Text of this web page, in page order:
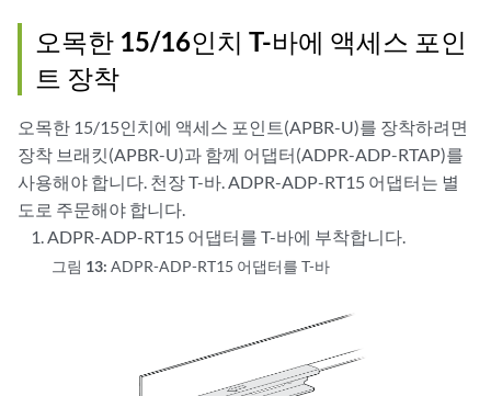
오목한 15/16인치 T-바에 액세스 포인
트 장착
오목한 15/15인치에 액세스 포인트(APBR-U)를 장착하려면
장착 브래킷(APBR-U)과 함께 어댑터(ADPR-ADP-RTAP)를
사용해야 합니다. 천장 T-바. ADPR-ADP-RT15 어댑터는 별
도로 주문해야 합니다.
ADPR-ADP-RT15 어댑터를 T-바에 부착합니다.
그림 13:ADPR-ADP-RT15 어댑터를 T-바